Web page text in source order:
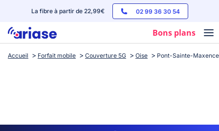
La fibre à partir de 22,99€ 02 99 36 30 54
Bons plans
Box internet
Streaming
Accueil Forfait mobile Couverture 5G Oise Pont-Sainte-Maxence